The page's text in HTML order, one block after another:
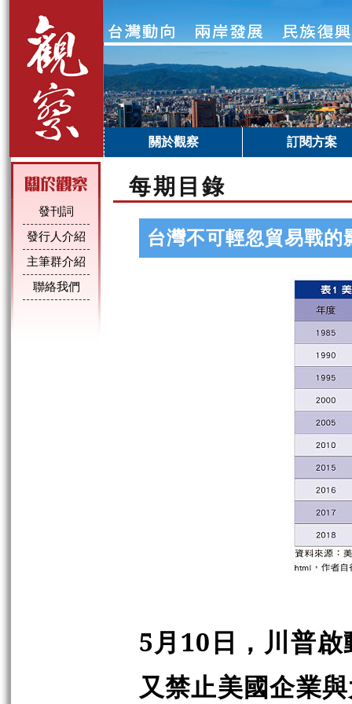
關於觀察 訂閱方案
發刊詞
發行人介紹
主筆群介紹
聯絡我們
每期目錄
台灣不可輕忽貿易戰的
5月10日，川普
又禁止美國企業